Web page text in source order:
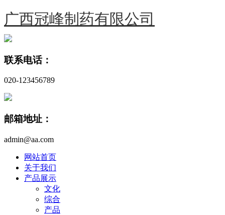
广西冠峰制药有限公司
联系电话：
020-123456789
邮箱地址：
admin@aa.com
网站首页
关于我们
产品展示
文化
综合
产品